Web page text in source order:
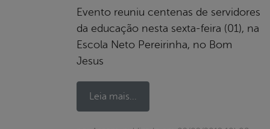
Evento reuniu centenas de servidores
da educação nesta sexta-feira (01), na
Escola Neto Pereirinha, no Bom
Jesus
Leia mais...